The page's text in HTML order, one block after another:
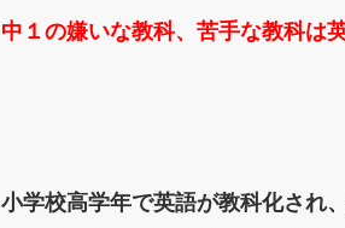
中１の嫌いな教科、苦手な教科は
小学校高学年で英語が教科化され